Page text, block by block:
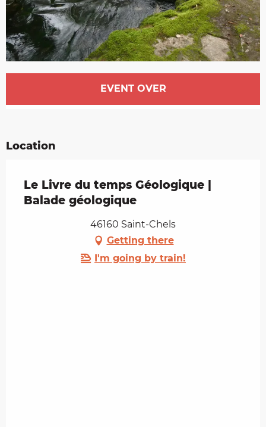
Opening hours & contact details
EVENT OVER
Location
Le Livre du temps Géologique |
Balade géologique
46160 Saint-Chels
Getting there
I'm going by train!